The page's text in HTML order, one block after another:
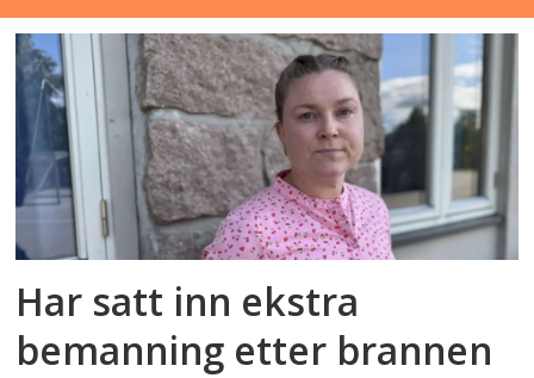
Har satt inn ekstra
bemanning etter brannen